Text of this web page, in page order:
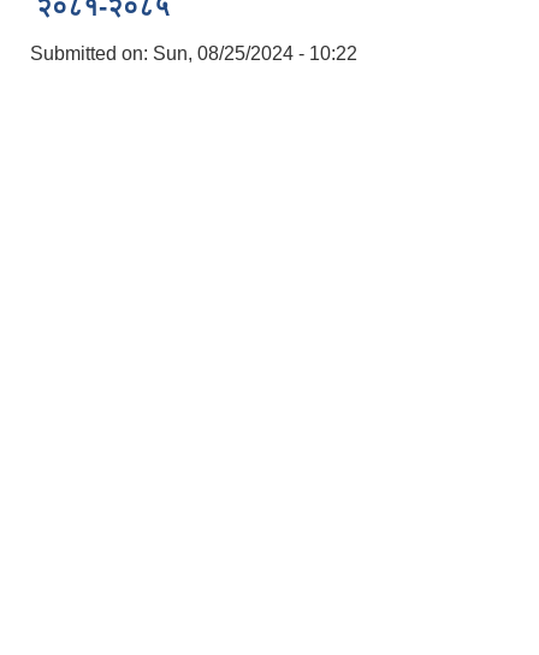
२०८१-२०८५
Submitted on: Sun, 08/25/2024 - 10:22